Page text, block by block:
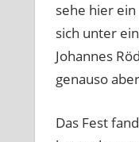
sehe hier
sich unter
Johannes
genauso
Das Fest